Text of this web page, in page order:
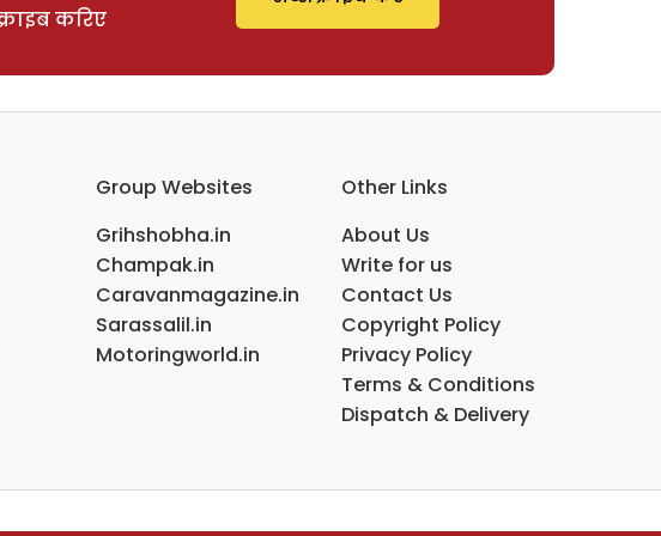
करिए
Group Websites
Grihshobha.in
Champak.in
Caravanmagazine.in
Sarassalil.in
Motoringworld.in
Other Links
About Us
Write for us
Contact Us
Copyright Policy
Privacy Policy
Terms & Conditions
Dispatch & Delivery